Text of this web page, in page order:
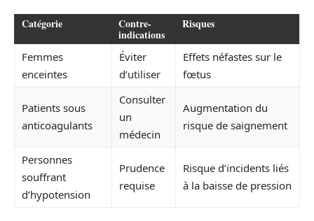
Catégorie Contre-
indications
Risques
Femmes
enceintes
Éviter
d’utiliser
Effets néfastes sur le
fœtus
Patients sous
anticoagulants
Consulter
un
médecin
Augmentation du
risque de saignement
Personnes
souffrant
d’hypotension
Prudence
requise
Risque d’incidents liés
à la baisse de pression